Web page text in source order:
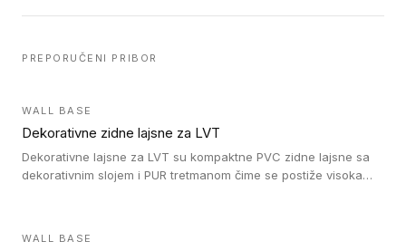
PREPORUČENI PRIBOR
WALL BASE
Dekorativne zidne lajsne za LVT
Dekorativne lajsne za LVT su kompaktne PVC zidne lajsne sa
dekorativnim slojem i PUR tretmanom čime se postiže visoka
WALL BASE